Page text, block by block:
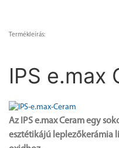
Termékleírás:
IPS e.max
Az IPS e.max Ceram egy
esztétikájú leplezőkerámia